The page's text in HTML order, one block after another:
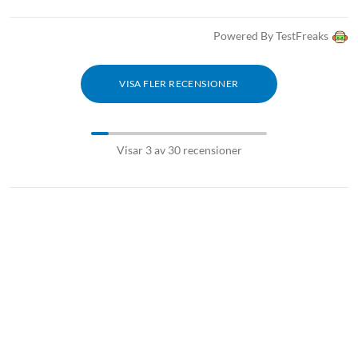
Powered By TestFreaks
VISA FLER RECENSIONER
Visar 3 av 30 recensioner